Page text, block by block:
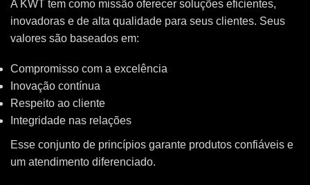
A KWT tem como missão oferecer soluções eficientes,
inovadoras e de alta qualidade para seus clientes. Seus
valores são baseados em:
Compromisso com a excelência
Inovação contínua
Respeito ao cliente
Integridade nas relações
Esse conjunto de princípios garante produtos confiáveis e
um atendimento diferenciado.